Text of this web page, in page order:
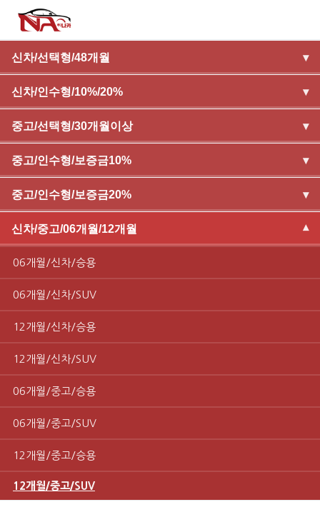
신차/선택형/48개월 ▾
신차/인수형/10%/20% ▾
중고/선택형/30개월이상 ▾
중고/인수형/보증금10% ▾
중고/인수형/보증금20% ▾
신차/중고/06개월/12개월 ▾
06개월/신차/승용
06개월/신차/SUV
12개월/신차/승용
12개월/신차/SUV
06개월/중고/승용
06개월/중고/SUV
12개월/중고/승용
12개월/중고/SUV